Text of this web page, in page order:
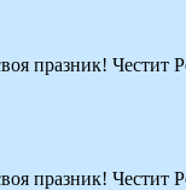
празник! Честит
празник! Честит